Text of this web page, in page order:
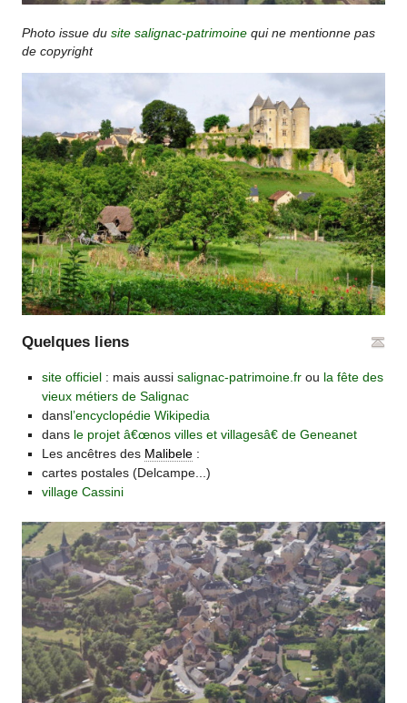
Photo issue dusite salignac-patrimoine qui ne mentionne pas
de copyright
Quelques liens
site officiel: mais aussi salignac-patrimoine.frou la fête des
vieux métiers de Salignac
dansl’encyclopédie Wikipedia
dans le projet â€œnos villes et villagesâ€ de Geneanet
Les ancêtres des Malibele:
cartes postales (Delcampe...)
village Cassini